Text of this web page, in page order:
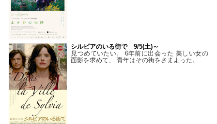
シルビアのいる街で 9/5(土)～
見つめていたい。 6年前に出会った 美しい女の
面影を求めて、 青年はその街をさまよった。